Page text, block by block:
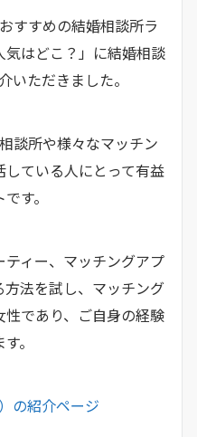
すすめの結婚相談所ラ
はどこ？」に結婚相談
ただきました。
談所や様々なマッチン
ている人にとって有益
す。
ィー、マッチングアプ
法を試し、マッチング
であり、ご自身の経験
。
の紹介ページ